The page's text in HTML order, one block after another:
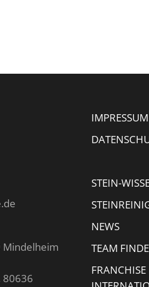
Mindelheim
IMPRESSUM
STEIN-
NEWS
TEAM
FRANCHISE